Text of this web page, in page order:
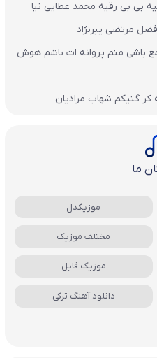
بی بی رقیه محمد عطایی نیا
مرتضی یبرنژاد
باشی منم پروانه ات باشم هوش
کر گنیکم شهاب مرادیان
ما
موزیکدل
مختلف موزیک
موزیک فایل
دانلود آهنگ ترکی